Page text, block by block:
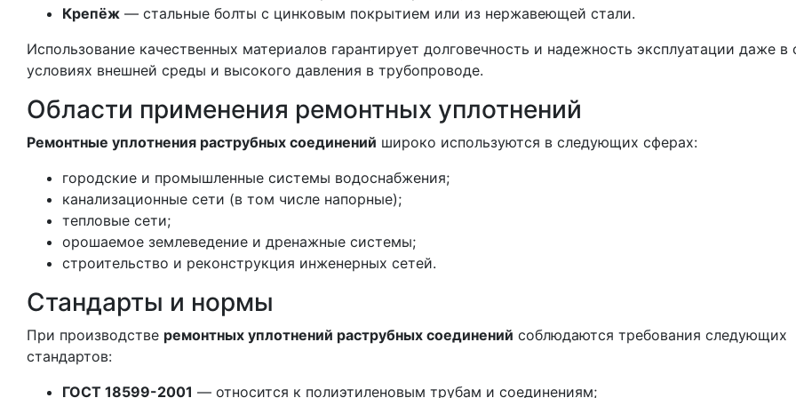
Крепёж — стальные болты с цинковым покрытием или из нержавеющей стали.
Использование качественных материалов гарантирует долговечность и надежность эксплуатации даже
условиях внешней среды и высокого давления в трубопроводе.
Области применения ремонтных уплотнений
Ремонтные уплотнения раструбных соединений широко используются в следующих сферах:
городские и промышленные системы водоснабжения;
канализационные сети (в том числе напорные);
тепловые сети;
орошаемое землеведение и дренажные системы;
строительство и реконструкция инженерных сетей.
Стандарты и нормы
При производстве ремонтных уплотнений раструбных соединений соблюдаются требования следующих
стандартов:
ГОСТ 18599-2001 — относится к полиэтиленовым трубам и соединениям;